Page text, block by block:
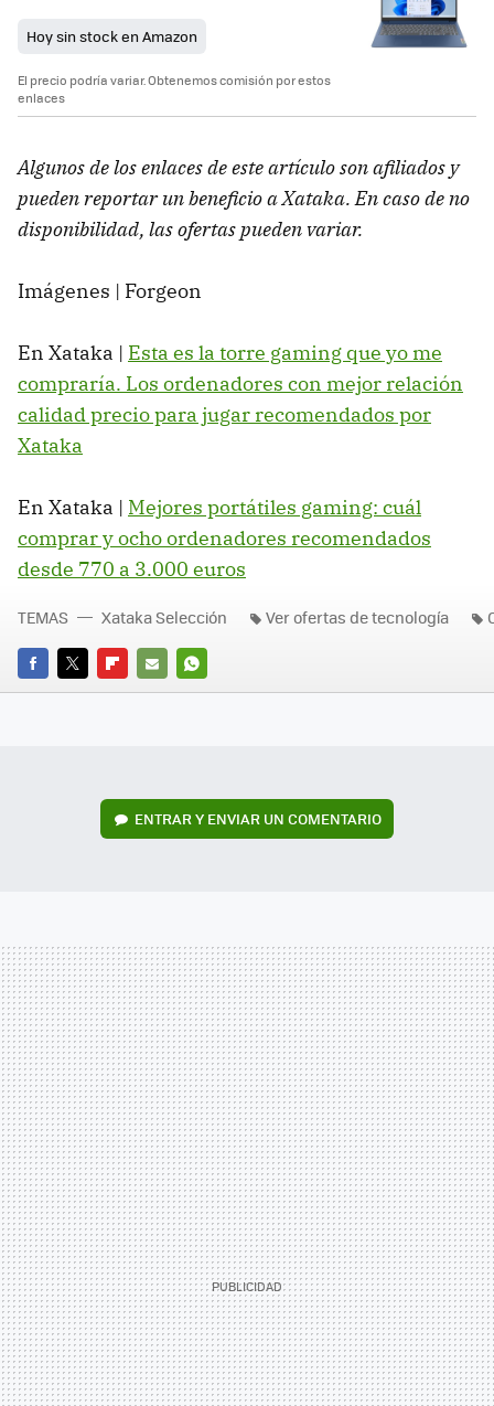
Hoy sin stock en Amazon
El precio podría variar. Obtenemos comisión por estos
enlaces
Algunos de los enlaces de este artículo son afiliados y
pueden reportar un beneficio a Xataka. En caso de no
disponibilidad, las ofertas pueden variar.
Imágenes | Forgeon
En Xataka | Esta es la torre gaming que yo me
compraría. Los ordenadores con mejor relación
calidad precio para jugar recomendados por
Xataka
En Xataka | Mejores portátiles gaming: cuál
comprar y ocho ordenadores recomendados
desde 770 a 3.000 euros
FACEBOOK
TWITTERFLIPBOARD
E-
WHATSAPP
TEMAS Xataka Selección Ver ofertas de tecnología
ENTRAR Y ENVIAR UN COMENTARIO